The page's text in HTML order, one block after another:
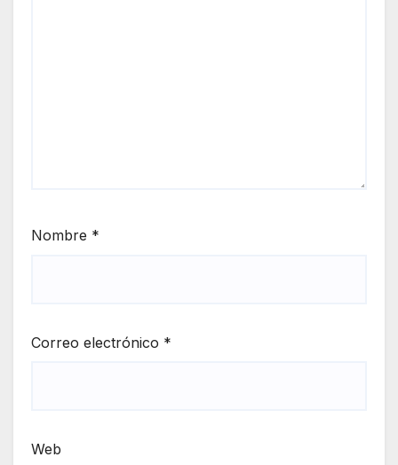
Nombre *
Correo electrónico *
Web